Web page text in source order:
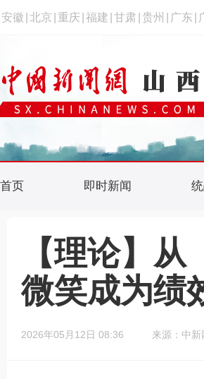
安徽 北京 重庆 福建 甘肃 贵州 广东
首页 即时新闻
【理论】
微笑成为绩
2026年05月12日 08:36 来源：中新